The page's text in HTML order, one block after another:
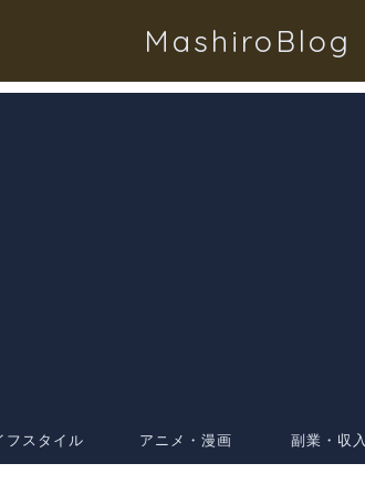
MashiroBlog
フスタイル アニメ・漫画 副業・収入